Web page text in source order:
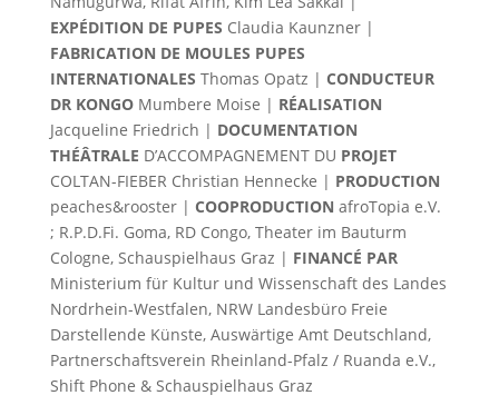
EXPÉDITION DE PUPES Claudia Kaunzner |
FABRICATION DE MOULES PUPES
INTERNATIONALES Thomas Opatz | CONDUCTEUR
DR KONGOMumbere Moise | RÉALISATION
Jacqueline Friedrich | DOCUMENTATION
THÉÂTRALE D’ACCOMPAGNEMENT DU PROJET
COLTAN-FIEBER Christian Hennecke | PRODUCTION
peaches&rooster | COOPRODUCTION afroTopia e.V.
; R.P.D.Fi. Goma, RD Congo, Theater im Bauturm
Cologne, Schauspielhaus Graz | FINANCÉ PAR
Ministerium für Kultur und Wissenschaft des Landes
Nordrhein-Westfalen, NRW Landesbüro Freie
Darstellende Künste, Auswärtige Amt Deutschland,
Partnerschaftsverein Rheinland-Pfalz / Ruanda e.V.,
Shift Phone & Schauspielhaus Graz